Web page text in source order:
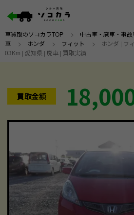
車買取のソコカラTOP > 中古車・廃車・事
車 > ホンダ > フィット >
ホンダ | フ
03Km | 愛知県 | 廃車 | 買取実績
買取金額